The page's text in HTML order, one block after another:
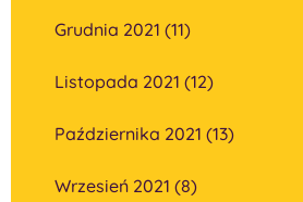
Grudnia 2021 (11)
Listopada 2021 (12)
Października 2021 (13)
Wrzesień 2021 (8)